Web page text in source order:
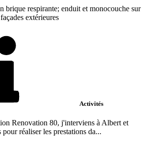
brique respirante; enduit et monocouche sur
extérieures
Activités
Renovation 80, j'interviens à Albert et
réaliser les prestations da...